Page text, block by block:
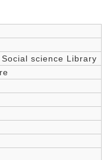
science Library